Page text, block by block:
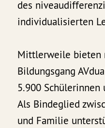
des
individualisierten
Mittlerweile bieten
Bildungsgang
5.900 Schülerinnen
Als Bindeglied
und Familie